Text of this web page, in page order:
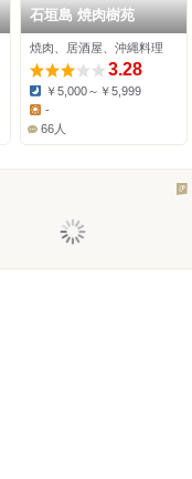
石垣島 焼肉樹苑
焼肉、居酒屋、沖縄料理
3.28
Dinner:
￥5,000～￥5,999
Lunch:
-
66人